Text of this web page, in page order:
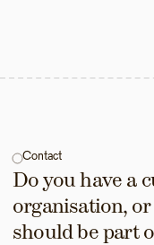
Contact
Do you have a
organisation,
should be part